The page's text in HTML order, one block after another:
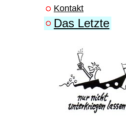
Kontakt
Das Letzte